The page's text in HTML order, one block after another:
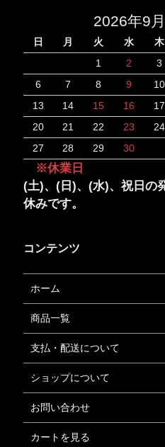
2026年9月
日 月 火 水 木
1
2 3
6
7 8 9 10
13
14 15 16 17
20
21 22 23 24
27
28 29 30
※休業日
(土)、(日)、(水)、祝日の
休みです。
コンテンツ
ホーム
商品一覧
支払・配送について
ショップについて
お問い合わせ
カートを見る